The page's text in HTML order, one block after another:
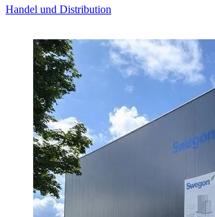
Handel und Distribution